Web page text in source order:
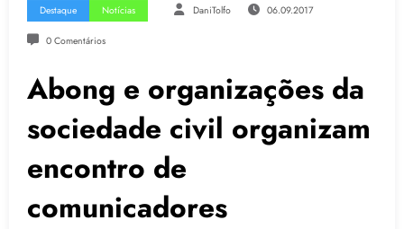
Destaque Notícias DaniTolfo 06.09.2017
0 Comentários
Abong e organizações da
sociedade civil organizam
encontro de
comunicadores